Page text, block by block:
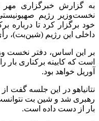
به گزارش خبرگزاری مهر به
نخست‌وزیر رژیم
خود برگزار کرد تا درباره
داخلی این رژیم (شین‌بت)،
بر این اساس، دفتر نخست
آوریل خواهد بود.
رهبری شد و شین بت نتوانست
بار از دست داده است.